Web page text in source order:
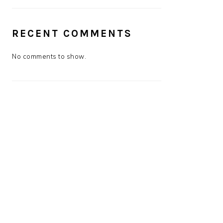
RECENT COMMENTS
No comments to show.